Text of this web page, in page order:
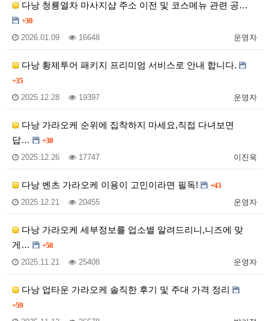
다낭 청룡열차 마사지샵 주소 이전 및 코스메뉴 관련 공…
+30
운영자
2026.01.09 16648
다낭 황제투어 패키지 프리미엄 서비스로 안내 합니다.
+35
운영자
2025.12.28 19397
다낭 가라오케 순위에 집착하지 마세요,직접 다녀보면
답…
+38
이진욱
2025.12.26 17747
다낭 벤츠 가라오케 이용이 고민이라면 필독! +43
운영자
2025.12.21 20455
다낭 가라오케 세부정보를 업소별 알려드리니,니즈에 맞
게…
+58
운영자
2025.11.21 25408
다낭 업타운 가라오케 솔직한 후기 및 주대 가격 정리
+59